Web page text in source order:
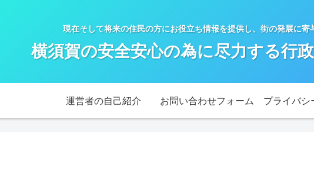
現在そして将来の住民の方にお役立ち情報を提供し、街の発展に寄
横須賀の安全安心の為に尽力する行
運営者の自己紹介 お問い合わせフォーム プライバシ